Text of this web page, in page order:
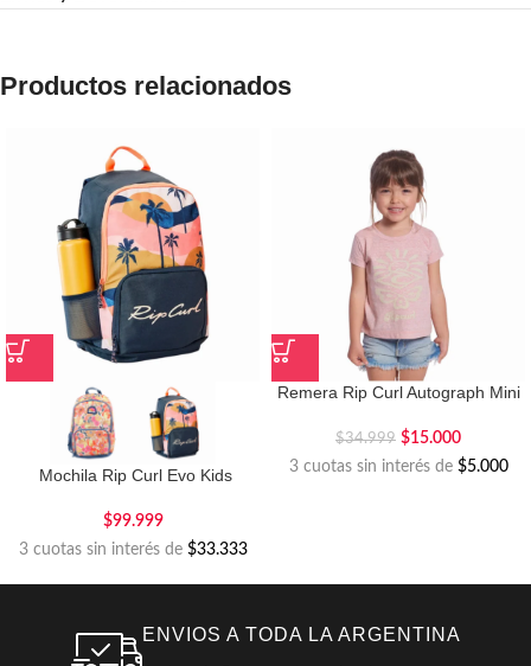
Productos relacionados
Mochila Rip Curl Evo Kids
$99.999
3 cuotas sin interés de $33.333
Remera Rip Curl Autograph Mini
$34.999 $15.000
3 cuotas sin interés de $5.000
ENVIOS A TODA LA ARGENTINA